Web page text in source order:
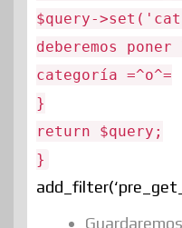
$query-
deberemos
categoría =^o^=
}
return $query;
}